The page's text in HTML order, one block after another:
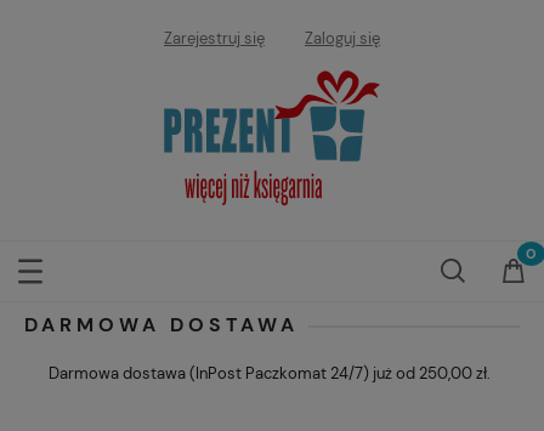
Zarejestruj się Zaloguj się
DARMOWA DOSTAWA
Darmowa dostawa (InPost Paczkomat 24/7) już od 250,00 zł.